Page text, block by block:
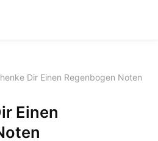
Dir Einen Regenbogen Noten
Einen